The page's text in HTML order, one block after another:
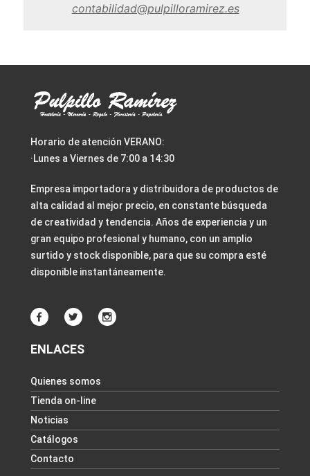
contabilidad@pulpilloramirez.es
Horario de atención VERANO:
·Lunes a Viernes de 7:00 a 14:30
Empresa importadora y distribuidora de productos de
alta calidad al mejor precio, en constante búsqueda
de creatividad y tendencia. Años de experiencia y un
gran equipo profesional y humano, con un amplio
surtido y stock disponible, para que su compra esté
disponible instantáneamente.
ENLACES
Quienes somos
Tienda on-line
Noticias
Catálogos
Contacto